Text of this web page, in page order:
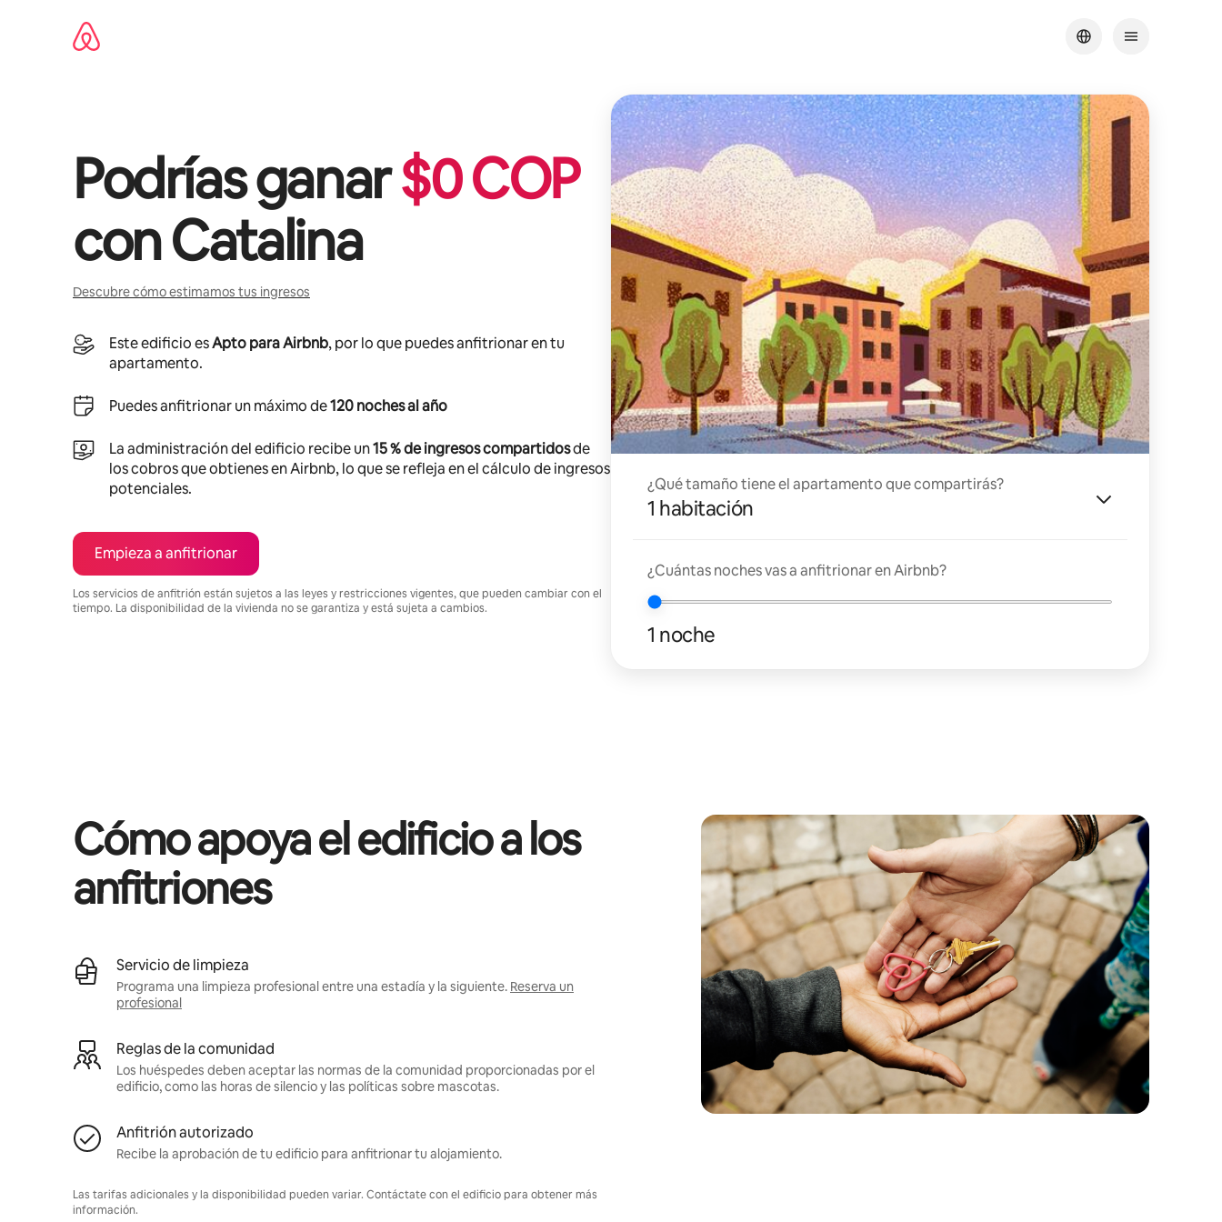
Podrías ganar$0COP
conCatalina
Descubre cómo estimamos tus ingresos
Este edificio esApto para Airbnb, por lo que puedes anfitrionar en tu
apartamento.
Puedes anfitrionar un máximo de120 noches al año
La administración del edificio recibe un15 % de ingresos compartidosde
los cobros que obtienes en Airbnb, lo que se refleja en el cálculo de ingresos
potenciales.
Empieza a anfitrionar
Los servicios de anfitrión están sujetos a las leyes y restricciones vigentes, que pueden cambiar con el
tiempo. La disponibilidad de la vivienda no se garantiza y está sujeta a cambios.
¿Qué tamaño tiene el apartamento que compartirás?
1 habitación
¿Cuántas noches vas a anfitrionar en Airbnb?
1 noche
Cómo apoya el edificio a los
anfitriones
Servicio de limpieza
Programa una limpieza profesional entre una estadía y la siguiente. Reserva un
profesional
Reglas de la comunidad
Los huéspedes deben aceptar las normas de la comunidad proporcionadas por el
edificio, como las horas de silencio y las políticas sobre mascotas.
Anfitrión autorizado
Recibe la aprobación de tu edificio para anfitrionar tu alojamiento.
Las tarifas adicionales y la disponibilidad pueden variar. Contáctate con el edificio para obtener más
información.